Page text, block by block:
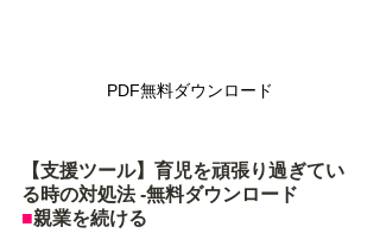
PDF無料ダウンロード
【支援ツール】育児を頑張り過ぎてい
る時の対処法 -無料ダウンロード
■親業を続ける